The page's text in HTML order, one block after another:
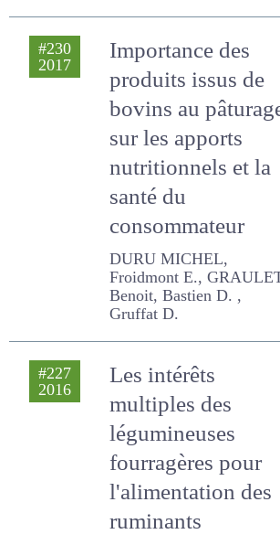
2 résultats
#230
Importance des
produits issus de
bovins au pâturage
sur les apports
nutritionnels et la
santé du
consommateur
DURU MICHEL, Froidmont
E., GRAULET Benoit,
Bastien D. , Gruffat D.
#227
2016
Les intérêts
multiples des
légumineuses
fourragères pour
l'alimentation des
ruminants